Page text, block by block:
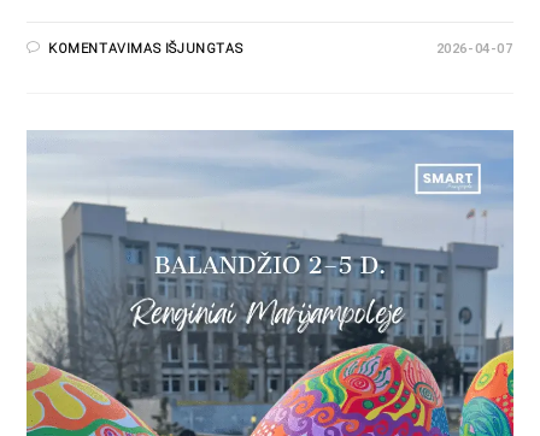
KOMENTAVIMAS IŠJUNGTAS 2026-04-07